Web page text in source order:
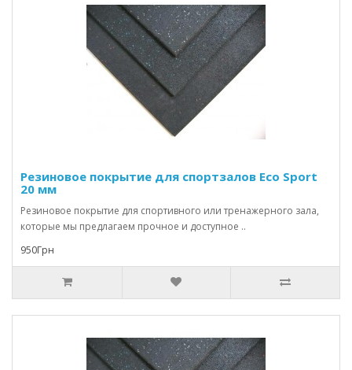
Резиновое покрытие для спортзалов Eco Sport
20 мм
Резиновое покрытие для спортивного или тренажерного зала,
которые мы предлагаем прочное и доступное ..
950Грн